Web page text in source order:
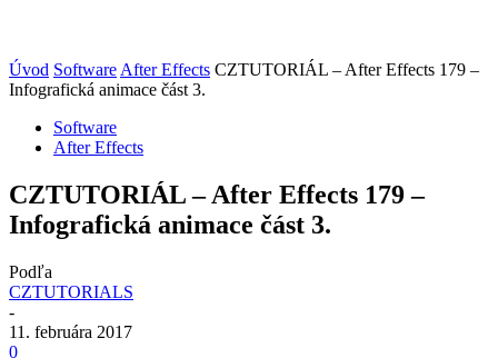
Úvod Software After Effects CZTUTORIÁL – After Effects 179 –
Infografická animace část 3.
Software
After Effects
CZTUTORIÁL – After Effects 179 –
Infografická animace část 3.
Podľa
CZTUTORIALS
-
11. februára 2017
0